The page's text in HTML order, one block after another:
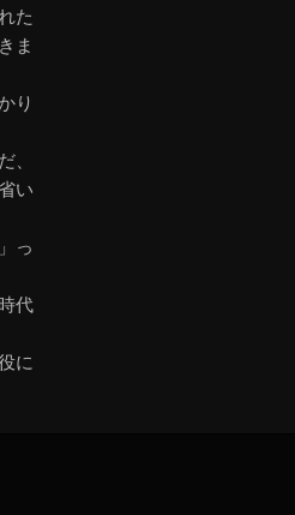
た
ま
り
い
っ
代
に